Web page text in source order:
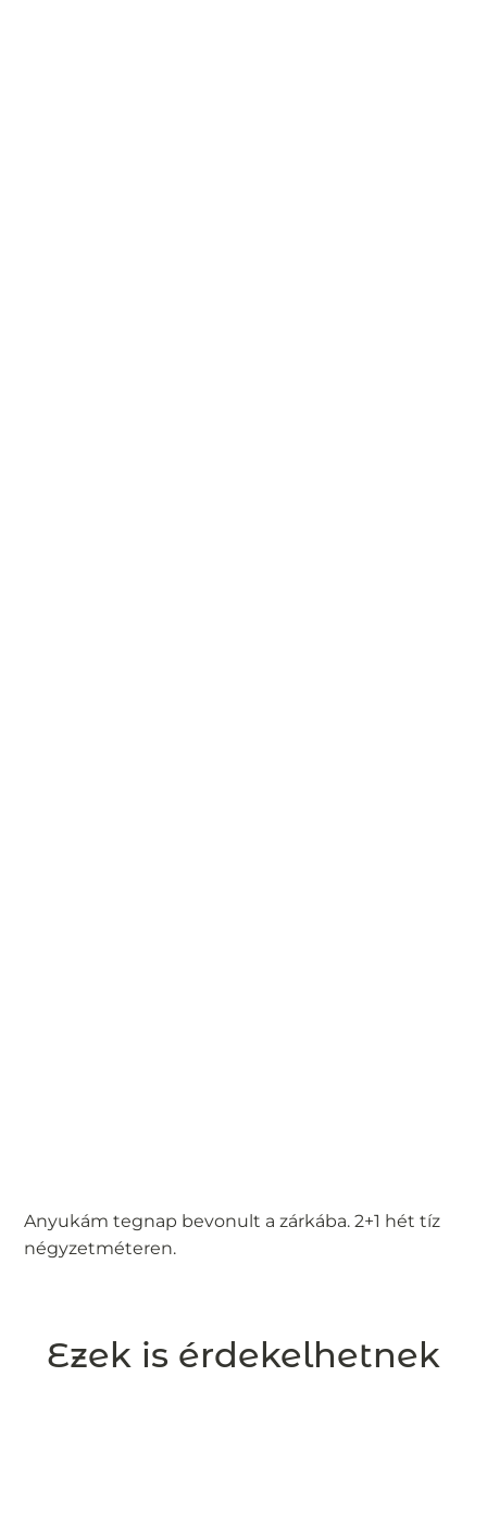
Anyukám tegnap bevonult a zárkába. 2+1 hét tíz
négyzetméteren.
Ezek is érdekelhetnek